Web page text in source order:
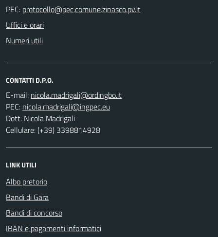
PEC:
Uffici e orari
Numeri utili
CONTATTI D.P.O.
E-mail:
PEC:
Dott. Nicola Madrigali
Cellulare: (+39) 3398814928
LINK UTILI
Albo pretorio
Bandi di Gara
Bandi di concorso
IBAN e pagamenti informatici